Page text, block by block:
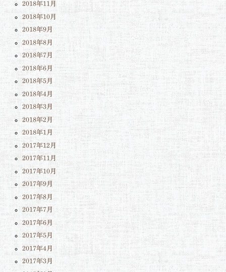
2018年11月
2018年10月
2018年9月
2018年8月
2018年7月
2018年6月
2018年5月
2018年4月
2018年3月
2018年2月
2018年1月
2017年12月
2017年11月
2017年10月
2017年9月
2017年8月
2017年7月
2017年6月
2017年5月
2017年4月
2017年3月